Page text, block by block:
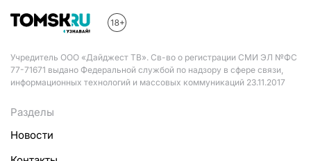
Учредитель ООО «Дайджест ТВ». Св-во о регистрации СМИ ЭЛ №ФС
77-71671 выдано Федеральной службой по надзору в сфере связи,
информационных технологий и массовых коммуникаций 23.11.2017
Разделы
Новости